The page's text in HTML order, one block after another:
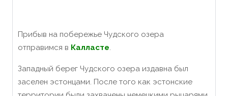
Прибыв на побережье Чудского озера
отправимся в Калласте.
Западный берег Чудского озера издавна был
заселен эстонцами. После того как эстонские